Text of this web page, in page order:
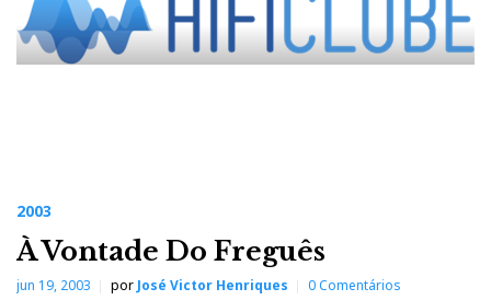
2003
À Vontade Do Freguês
jun 19, 2003 por José Victor Henriques 0 Comentários